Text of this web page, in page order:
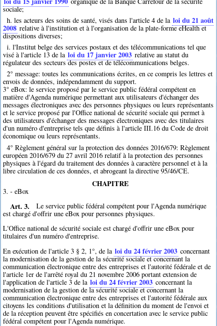
sociale;
h. les acteurs des soins de santé, visés dans l'article 4 de la loi du 21 août
2008 relative à l'institution et à l'organisation de la plate-forme eHealth et
dispositions diverses;
i. l'Institut belge des services postaux et des télécommunications tel que
visé à l'article 13 de la loi du 17 janvier 2003 relative au statut du
régulateur des secteurs des postes et de télécommunications belges.
2° message: toutes les communications écrites, en ce compris les lettres et
envois de données, indépendamment du support.
3° eBox: le service proposé par le service public fédéral compétent en
matière d'Agenda numérique permettant aux utilisateurs d'échanger des
messages électroniques avec des personnes physiques ou leurs représentants
et le service proposé par l'Office national de sécurité sociale qui permet à
des utilisateurs d'échanger des messages électroniques avec des titulaires
d'un numéro d'entreprise tels que définis à l'article III.16 du Code de droit
économique ou leurs représentants.
4° Règlement général sur la protection des données 2016/679: Règlement
européen 2016/679 du 27 avril 2016 relatif à la protection des personnes
physiques à l'égard du traitement des données à caractère personnel et à la
libre circulation de ces données, et abrogeant la directive 95/46/CE.
CHAPITRE
3. - eBox
Art. 3.
Le service public fédéral compétent pour l'Agenda numérique
est chargé d'offrir une eBox pour personnes physiques.
L'Office national de sécurité sociale est chargé d'offrir une eBox pour
titulaires d'un numéro d'entreprise.
En exécution de l'article 3 § 2, 1°, de la loi du 24 février 2003 concernant
la modernisation de la gestion de la sécurité sociale et concernant la
communication électronique entre des entreprises et l'autorité fédérale et de
l'article 1er de l'arrêté royal du 21 novembre 2006 portant extension de
l'application de l'article 3 de la loi du 24 février 2003 concernant la
modernisation de la gestion de la sécurité sociale et concernant la
communication électronique entre des entreprises et l'autorité fédérale aux
citoyens les conditions d'utilisation et la définition du moment de l'envoi et
de la réception peuvent être spécifiés en concertation avec le service public
fédéral compétent pour l'Agenda numérique.